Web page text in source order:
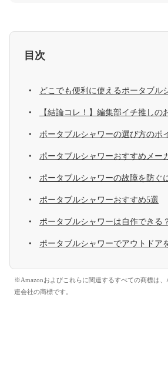
目次
どこでも便利に使えるポータブル
【結論コレ！】編集部イチ推しの
ポータブルシャワーの選び方のポ
ポータブルシャワーおすすめメー
ポータブルシャワーの故障を防ぐ
ポータブルシャワーおすすめ5選
ポータブルシャワーは自作できる
ポータブルシャワーでアウトドア
※Amazonおよびこれらに関連するすべての商標は、
連会社の商標です。